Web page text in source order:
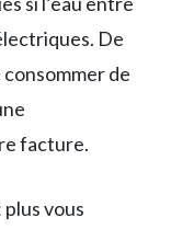
De
de
facture.
vous